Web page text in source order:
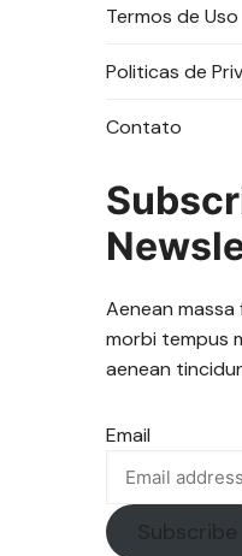
Termos de Uso
Politicas de
Contato
Aenean
morbi tempus
aenean
Email
Subscribe